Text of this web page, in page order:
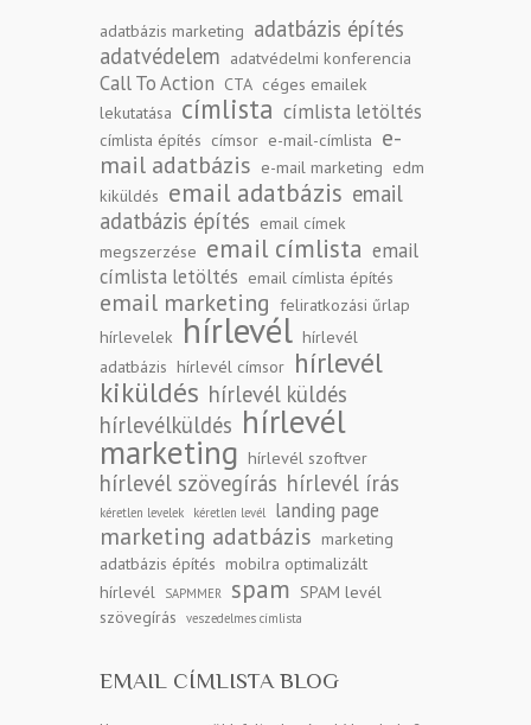
adatbázis marketing adatbázis építés
adatvédelem adatvédelmi konferencia
Call To Action CTA céges emailek
lekutatása címlista címlista letöltés
címlista építés címsor e-mail-címlista e-
mail adatbázis e-mail marketing edm
kiküldés email adatbázis email
adatbázis építés email címek
megszerzése email címlista email
címlista letöltés email címlista építés
email marketing feliratkozási űrlap
hírlevelek
hírlevél hírlevél
adatbázis hírlevél címsor hírlevél
kiküldés hírlevél küldés
hírlevélküldés hírlevél
marketing hírlevél szoftver
hírlevél szövegírás hírlevél írás
kéretlen levelek kéretlen levél landing page
marketing adatbázis marketing
adatbázis építés mobilra optimalizált
hírlevél
SAPMMER spam SPAM levél
szövegírás
veszedelmes címlista
EMAIL CÍMLISTA BLOG